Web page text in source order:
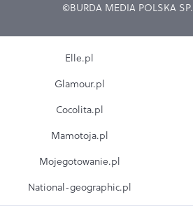
©BURDA MEDIA POLSKA
Elle.pl
Glamour.pl
Cocolita.pl
Mamotoja.pl
Mojegotowanie.pl
National-geographic.pl